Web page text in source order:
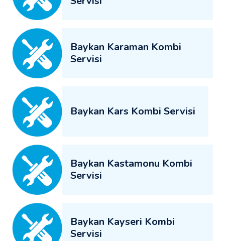
Baykan Karaman Kombi
Servisi
Baykan Kars Kombi Servisi
Baykan Kastamonu Kombi
Servisi
Baykan Kayseri Kombi
Servisi